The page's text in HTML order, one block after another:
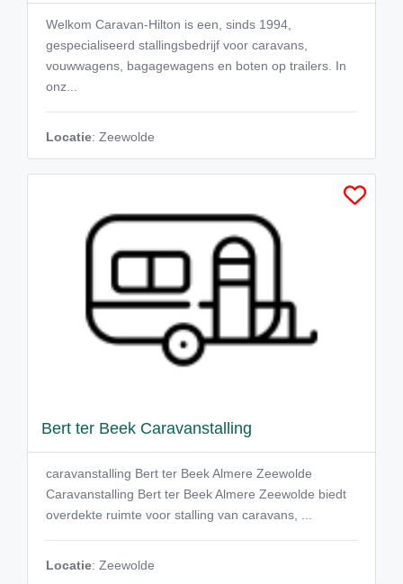
Welkom Caravan-Hilton is een, sinds 1994,
gespecialiseerd stallingsbedrijf voor caravans,
vouwwagens, bagagewagens en boten op trailers. In
onz...
Locatie: Zeewolde
Bert ter Beek Caravanstalling
caravanstalling Bert ter Beek Almere Zeewolde
Caravanstalling Bert ter Beek Almere Zeewolde biedt
overdekte ruimte voor stalling van caravans, ...
Locatie: Zeewolde